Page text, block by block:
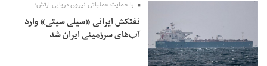
با حمایت عملیاتی نیروی دریایی ارتش؛
نفتکش ایرانی «سیلی سیتی» وارد
آب‌های سرزمینی ایران شد